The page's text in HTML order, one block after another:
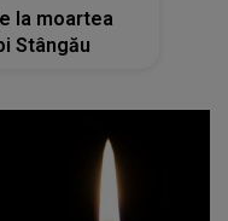
la moartea
Stângău